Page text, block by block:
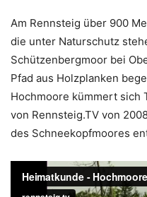
Am Rennsteig über 900
die unter Naturschutz
Schützenbergmoor bei
Pfad aus Holzplanken
Hochmoore kümmert sich
von Rennsteig.TV von
des Schneekopfmoores